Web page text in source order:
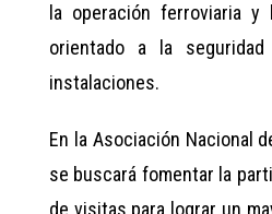
la operación ferroviaria
orientado a la
instalaciones.
En la Asociación Nacional
se buscará fomentar la